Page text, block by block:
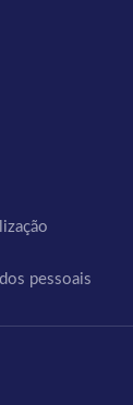
pessoais